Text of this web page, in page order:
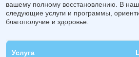
вашему полному восстановлению. В
следующие услуги и программы,
благополучие и здоровье.
Услуга